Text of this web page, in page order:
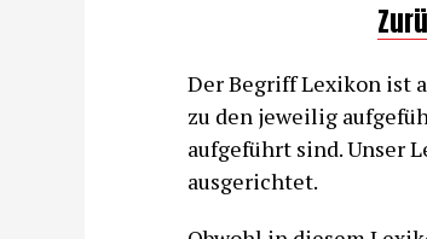
Der Begriff Lexikon ist
zu den jeweilig
aufgeführt sind. Unser
ausgerichtet.